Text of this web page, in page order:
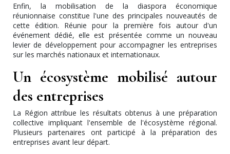
Enfin, la mobilisation de la diaspora économique
réunionnaise constitue l'une des principales nouveautés de
cette édition. Réunie pour la première fois autour d'un
événement dédié, elle est présentée comme un nouveau
levier de développement pour accompagner les entreprises
sur les marchés nationaux et internationaux.
Un écosystème mobilisé autour
des entreprises
La Région attribue les résultats obtenus à une préparation
collective impliquant l'ensemble de l'écosystème régional.
Plusieurs partenaires ont participé à la préparation des
entreprises avant leur départ.